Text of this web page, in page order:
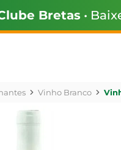
Bretas •
Vinho Branco